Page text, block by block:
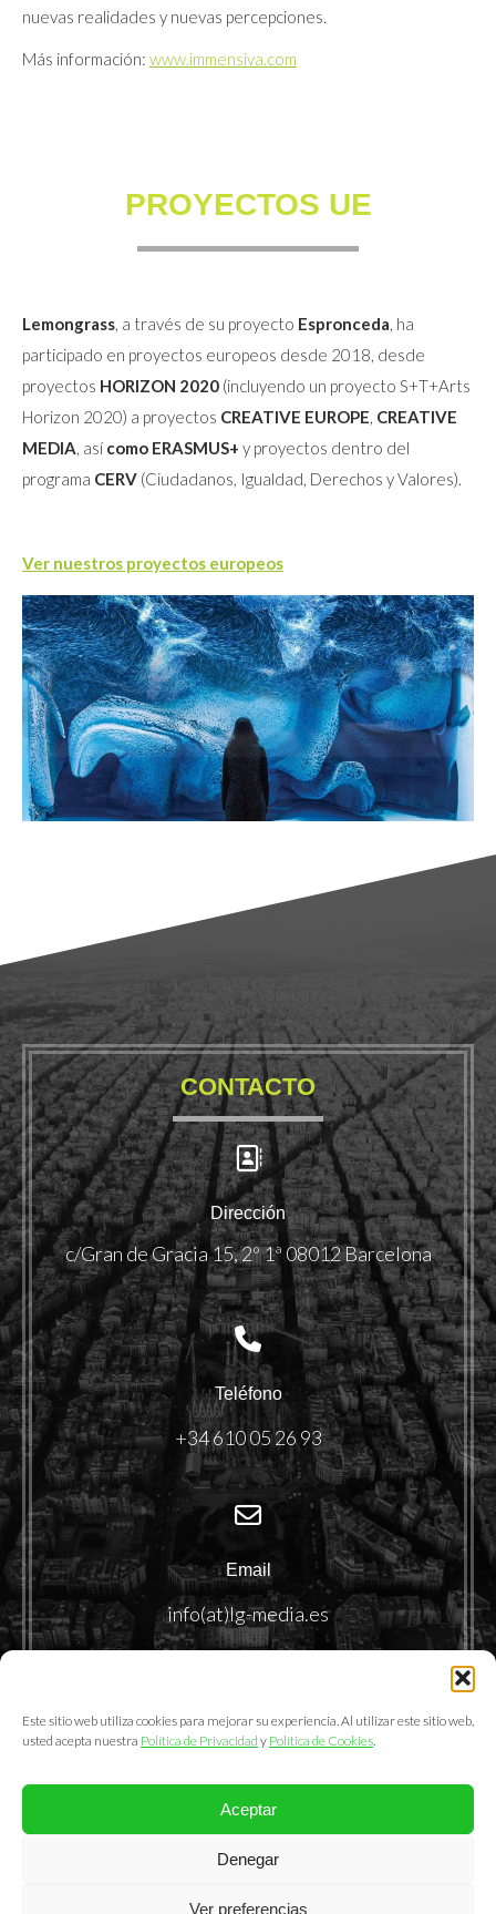
Este sitio web utiliza cookies para mejorar su experiencia. Al utilizar este sitio web,
usted acepta nuestra Política de Privacidad y Política de Cookies.
Aceptar
Denegar
Ver preferencias
nuevas realidades y nuevas percepciones.
Más información: www.immensiva.com
PROYECTOS UE
Lemongrass, a través de su proyecto Espronceda, ha
participado en proyectos europeos desde 2018, desde
proyectos HORIZON 2020 (incluyendo un proyecto S+T+Arts
Horizon 2020) a proyectos CREATIVE EUROPE, CREATIVE
MEDIA, así como ERASMUS+ y proyectos dentro del
programa CERV (Ciudadanos, Igualdad, Derechos y Valores).
Ver nuestros proyectos europeos
CONTACTO
Dirección
c/Gran de Gracia 15, 2º 1ª 08012 Barcelona
Teléfono
+34 610 05 26 93
Email
info(at)lg-media.es
@2025. LemonGrass Communications S.L.